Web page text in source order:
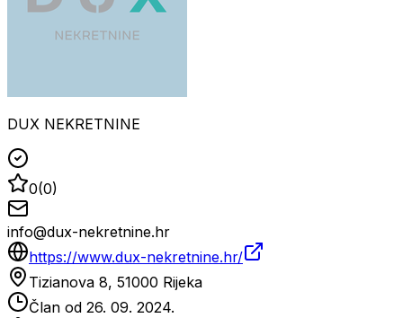
DUX NEKRETNINE
0(0)
info@dux-nekretnine.hr
https://www.dux-nekretnine.hr/
Tizianova 8, 51000 Rijeka
Član od 26. 09. 2024.